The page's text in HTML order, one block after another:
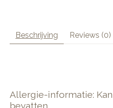
Beschrijving Reviews (0)
Allergie-informatie:
bevatten.